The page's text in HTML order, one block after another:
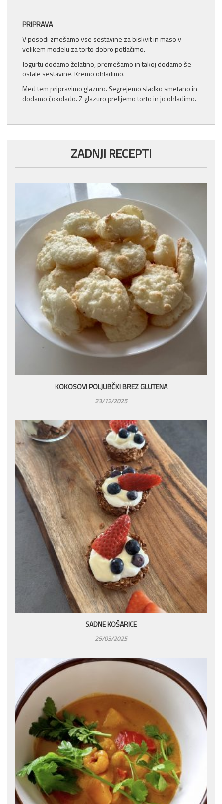
PRIPRAVA
V posodi zmešamo vse sestavine za biskvit in maso v
velikem modelu za torto dobro potlačimo.
Jogurtu dodamo želatino, premešamo in takoj dodamo še
ostale sestavine. Kremo ohladimo.
Med tem pripravimo glazuro. Segrejemo sladko smetano in
dodamo čokolado. Z glazuro prelijemo torto in jo ohladimo.
ZADNJI RECEPTI
KOKOSOVI POLJUBČKI BREZ GLUTENA
23/12/2025
SADNE KOŠARICE
25/03/2025